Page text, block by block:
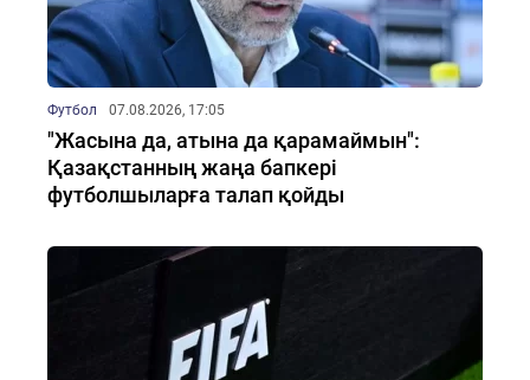
Футбол 07.08.2026, 17:05
"Жасына да, атына да қарамаймын":
Қазақстанның жаңа бапкері
футболшыларға талап қойды